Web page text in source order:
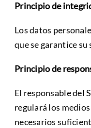
Principio de
Los datos
que se garantice
Principio de
El responsable del
regulará los
necesarios